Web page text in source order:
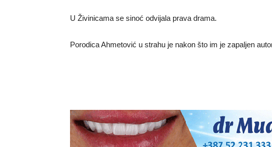
U Živinicama se sinoć odvijala prava drama.
Porodica Ahmetović u strahu je nakon što im je zapaljen